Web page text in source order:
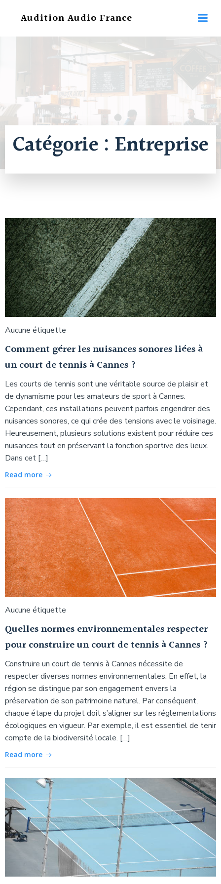
au
Audition Audio France
Catégorie : Entreprise
Aucune étiquette
Comment gérer les nuisances sonores liées à
un court de tennis à Cannes ?
Les courts de tennis sont une véritable source de plaisir et
de dynamisme pour les amateurs de sport à Cannes.
Cependant, ces installations peuvent parfois engendrer des
nuisances sonores, ce qui crée des tensions avec le voisinage.
Heureusement, plusieurs solutions existent pour réduire ces
nuisances tout en préservant la fonction sportive des lieux.
Dans cet […]
Read more
Aucune étiquette
Quelles normes environnementales respecter
pour construire un court de tennis à Cannes ?
Construire un court de tennis à Cannes nécessite de
respecter diverses normes environnementales. En effet, la
région se distingue par son engagement envers la
préservation de son patrimoine naturel. Par conséquent,
chaque étape du projet doit s’aligner sur les réglementations
écologiques en vigueur. Par exemple, il est essentiel de tenir
compte de la biodiversité locale. […]
Read more